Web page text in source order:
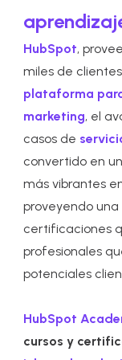
HubSpot,
miles de
plataforma
marketing, el
casos de
convertido en
más vibrantes
proveyendo una
certificaciones
profesionales
potenciales
HubSpot
cursos y